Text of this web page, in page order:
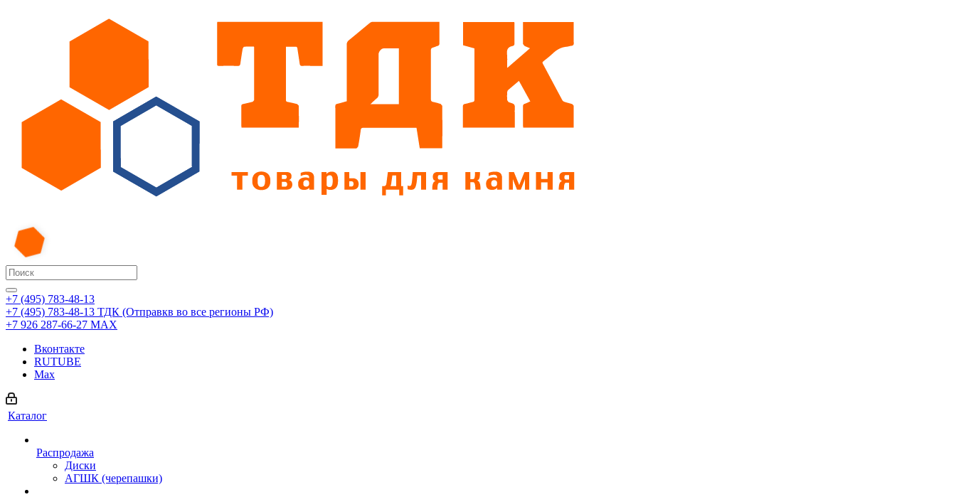
+7 (495) 783-48-13
+7 (495) 783-48-13 ТДК (Отправкв во все регионы РФ)
+7 926 287-66-27 МАХ
Вконтакте
RUTUBE
Max
Каталог
Распродажа
Диски
АГШК (черепашки)